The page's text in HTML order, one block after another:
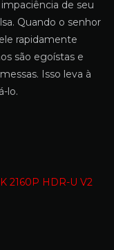
de seu
Quando o senhor
rapidamente
são egoístas e
Isso leva à
lo.
2160P HDR-U V2